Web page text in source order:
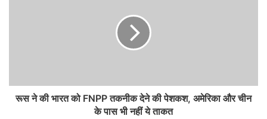
रूस ने की भारत को FNPP तकनीक देने की पेशकश, अमेरिका और चीन
के पास भी नहीं ये ताकत